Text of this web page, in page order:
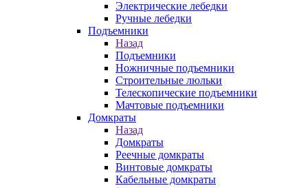
Электрические лебедки
Ручные лебедки
Подъемники
Назад
Подъемники
Ножничные подъемники
Строительные люльки
Телескопические подъемники
Мачтовые подъемники
Домкраты
Назад
Домкраты
Реечные домкраты
Винтовые домкраты
Кабельные домкраты